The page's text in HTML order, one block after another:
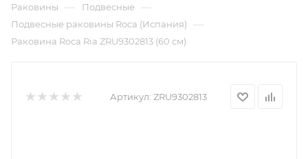
Раковины — Подвесные —
Подвесные раковины Roca (Испания) —
Раковина Roca Ria ZRU9302813 (60 см)
Артикул: ZRU9302813